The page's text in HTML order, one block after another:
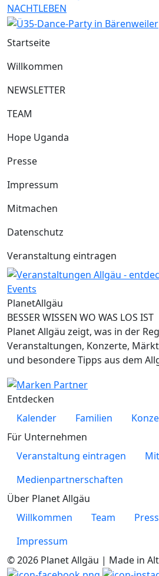
NACHTLEBEN
Startseite
Willkommen
NEWSLETTER
TEAM
Hope Uganda
Presse
Impressum
Mitmachen
Datenschutz
Veranstaltung eintragen
PlanetAllgäu
BESSER WISSEN WO WAS LOS IST
Planet Allgäu zeigt, was in der
Veranstaltungen, Konzerte,
und besondere Tipps aus dem
Entdecken
Kalender
Familien
Für Unternehmen
Veranstaltung eintragen
Medienpartnerschaften
Über Planet Allgäu
Willkommen
Team
Impressum
© 2026 Planet Allgäu | Made in